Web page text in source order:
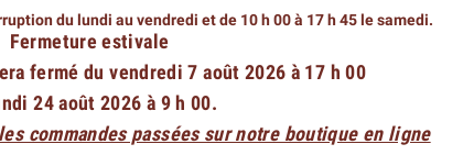
du lundi au vendredi et de 10 h 00 à 17 h 45 le samedi.
Fermeture estivale
fermé du vendredi 7 août 2026 à 17 h 00
24 août 2026 à 9 h 00.
commandes passées sur notre boutique en ligne